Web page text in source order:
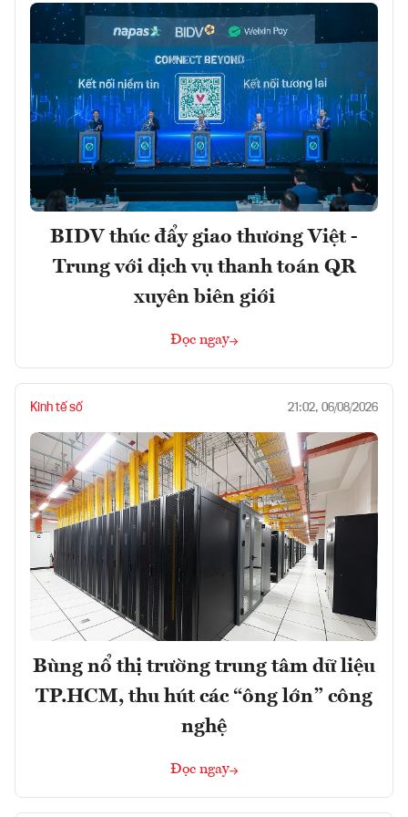
BIDV thúc đẩy giao thương Việt -
Trung với dịch vụ thanh toán QR
xuyên biên giới
Đọc ngay
Kinh tế số 21:02, 06/08/2026
Bùng nổ thị trường trung tâm dữ liệu
TP.HCM, thu hút các “ông lớn” công
nghệ
Đọc ngay